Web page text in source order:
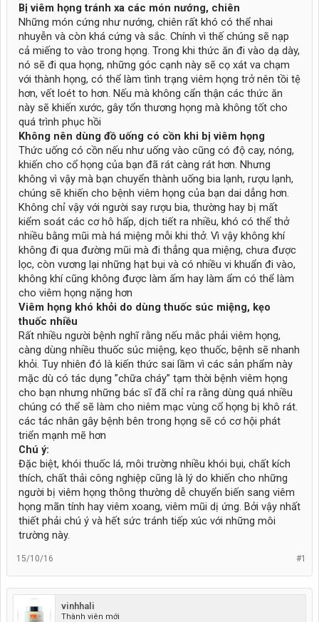
Bị viêm họng tránh xa các món nướng, chiên
Những món cứng như nướng, chiên rất khó có thể nhai
nhuyễn và còn khá cứng và sắc. Chính vì thế chúng sẽ nạp
cả miếng to vào trong họng. Trong khi thức ăn đi vào dạ dày,
nó sẽ đi qua họng, những góc cạnh này sẽ cọ xát va chạm
với thành họng, có thể làm tình trạng viêm họng trở nên tồi tệ
hơn, vết loét to hơn. Nếu mà không cẩn thận các thức ăn
này sẽ khiến xước, gây tổn thương họng mà không tốt cho
quá trình phục hồi
Không nên dùng đồ uống có cồn khi bị viêm họng
Thức uống có cồn nếu như uống vào cũng có độ cay, nóng,
khiến cho cổ họng của bạn đã rát càng rát hơn. Nhưng
không vì vậy mà bạn chuyển thành uống bia lạnh, rượu lạnh,
chúng sẽ khiến cho bệnh viêm họng của bạn dai dẳng hơn.
Không chỉ vậy với người say rượu bia, thường hay bị mất
kiểm soát các cơ hô hấp, dịch tiết ra nhiều, khó có thể thở
nhiều bằng mũi mà há miệng mỗi khi thở. Vì vậy không khí
không đi qua đường mũi mà đi thẳng qua miệng, chưa được
lọc, còn vương lại những hạt bụi và có nhiều vi khuẩn đi vào,
không khí cũng không được làm ấm hay làm ẩm có thể làm
cho viêm họng nặng hơn
Viêm họng khó khỏi do dùng thuốc súc miệng, kẹo
thuốc nhiều
Rất nhiều người bệnh nghĩ rằng nếu mắc phải viêm họng,
càng dùng nhiều thuốc súc miệng, kẹo thuốc, bệnh sẽ nhanh
khỏi. Tuy nhiên đó là kiến thức sai lầm vì các sản phẩm này
mặc dù có tác dụng ”chữa cháy” tạm thời bệnh viêm họng
cho bạn nhưng những bác sĩ đã chỉ ra rằng dùng quá nhiều
chúng có thể sẽ làm cho niêm mạc vùng cổ họng bị khô rát.
các tác nhân gây bệnh bên trong họng sẽ có cơ hội phát
triển mạnh mẽ hơn
Chú ý:
Đặc biệt, khói thuốc lá, môi trường nhiều khói bụi, chất kích
thích, chất thải công nghiệp cũng là lý do khiến cho những
người bị viêm họng thông thường dễ chuyển biến sang viêm
họng mãn tính hay viêm xoang, viêm mũi dị ứng. Bởi vậy nhất
thiết phải chú ý và hết sức tránh tiếp xúc với những môi
trường này.
#1
15/10/16
vinhhali
Thành viên mới